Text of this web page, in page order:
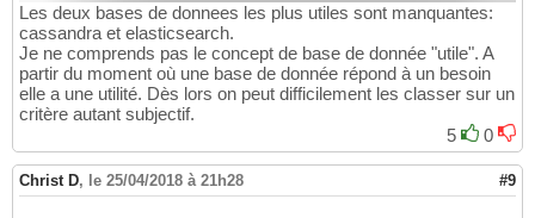
Les deux bases de donnees les plus utiles sont manquantes:
cassandra et elasticsearch.
Je ne comprends pas le concept de base de donnée "utile". A
partir du moment où une base de donnée répond à un besoin
elle a une utilité. Dès lors on peut difficilement les classer sur un
critère autant subjectif.
5
0
Christ D, le 25/04/2018 à 21h28 #9